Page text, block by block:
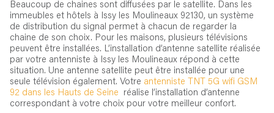
Beaucoup de chaines sont diffusées par le satellite. Dans les
immeubles et hôtels à Issy les Moulineaux 92130, un système
de distribution du signal permet à chacun de regarder la
chaine de son choix. Pour les maisons, plusieurs télévisions
peuvent être installées. L’installation d’antenne satellite réalisée
par votre antenniste à Issy les Moulineaux répond à cette
situation. Une antenne satellite peut être installée pour une
seule télévision également. Votre antenniste TNT 5G wifi GSM
92 dans les Hauts de Seine
réalise l’installation d’antenne
correspondant à votre choix pour votre meilleur confort.